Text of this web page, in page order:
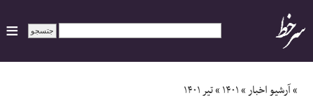
ایران»آرشیو اخبار»۱۴۰۱»تیر ۱۴۰۱